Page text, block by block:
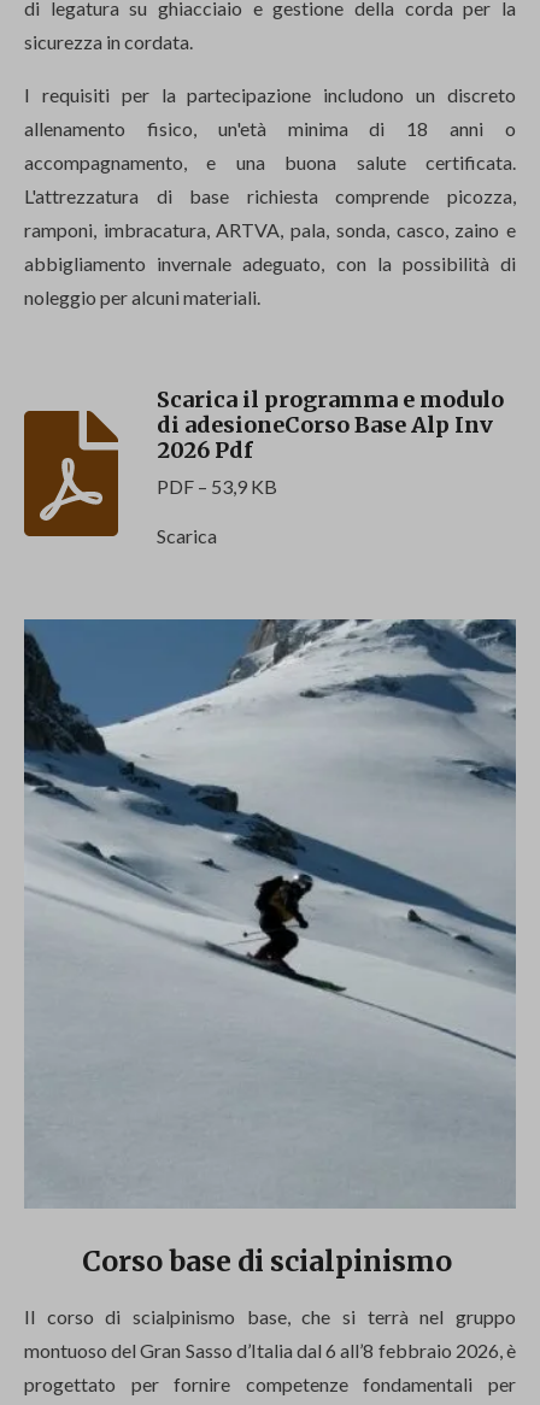
di legatura su ghiacciaio e gestione della corda per la
sicurezza in cordata.
I requisiti per la partecipazione includono un discreto
allenamento fisico, un'età minima di 18 anni o
accompagnamento, e una buona salute certificata.
L'attrezzatura di base richiesta comprende picozza,
ramponi, imbracatura, ARTVA, pala, sonda, casco, zaino e
abbigliamento invernale adeguato, con la possibilità di
noleggio per alcuni materiali.
Scarica il programma e modulo
di adesioneCorso Base Alp Inv
2026 Pdf
PDF – 53,9 KB
Scarica
Corso base di scialpinismo
Il corso di scialpinismo base, che si terrà nel gruppo
montuoso del Gran Sasso d’Italia dal 6 all’8 febbraio 2026, è
progettato per fornire competenze fondamentali per